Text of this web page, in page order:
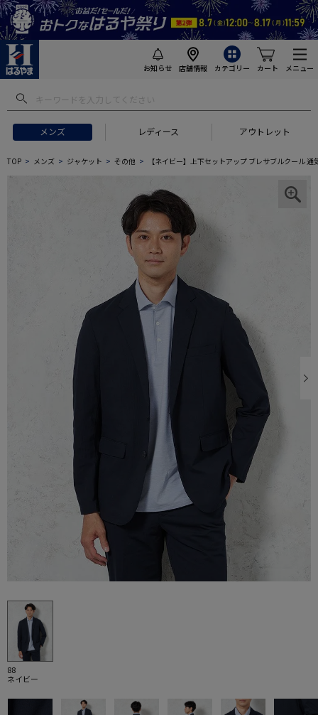
お知らせ 店舗情報 カテゴリー カート メニュー
メンズ レディース アウトレット
TOP メンズ ジャケット その他 【ネイビー】上下セットアップ ブレサブルクール 通
88
ネイビー